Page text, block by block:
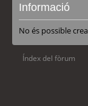
Informació
No és possible
Índex del fòrum